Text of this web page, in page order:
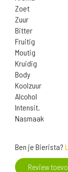
Zoet
Zuur
Bitter
Fruitig
Moutig
Kruidig
Body
Koolzuur
Alcohol
Intensit.
Nasmaak
Ben je Bierista?
Review